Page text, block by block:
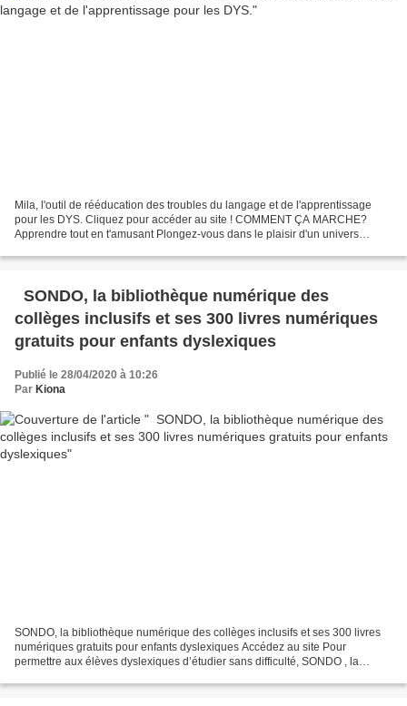
Mila, l'outil de rééducation des troubles du langage et de l'apprentissage
pour les DYS. Cliquez pour accéder au site ! COMMENT ÇA MARCHE?
Apprendre tout en t'amusant Plongez-vous dans le plaisir d'un univers
SONDO, la bibliothèque numérique des
collèges inclusifs et ses 300 livres numériques
gratuits pour enfants dyslexiques
Publié le 28/04/2020 à 10:26
Par Kiona
SONDO, la bibliothèque numérique des collèges inclusifs et ses 300 livres
numériques gratuits pour enfants dyslexiques Accédez au site Pour
permettre aux élèves dyslexiques d’étudier sans difficulté, SONDO , la